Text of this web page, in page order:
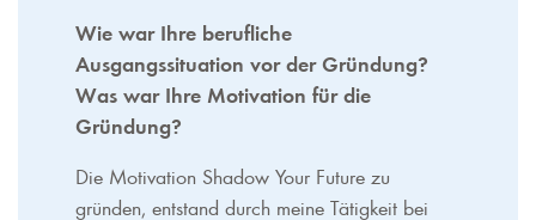
Wie war Ihre berufliche
Ausgangssituation vor der Gründung?
Was war Ihre Motivation für die
Gründung?
Die Motivation Shadow Your Future zu
gründen, entstand durch meine Tätigkeit bei